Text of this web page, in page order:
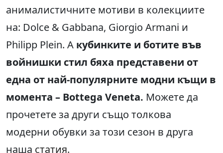
анималистичните мотиви в колекциите
на: Dolce & Gabbana, Giorgio Armani и
Philipp Plein. А кубинките и ботите във
войнишки стил бяха представени от
една от най-популярните модни къщи в
момента – Bottega Veneta. Можете да
прочетете за други също толкова
модерни обувки за този сезон в друга
наша статия.